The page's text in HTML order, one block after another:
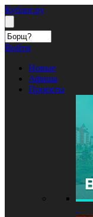
Кублог.ру
Войти
Новые
Афиша
Проекты